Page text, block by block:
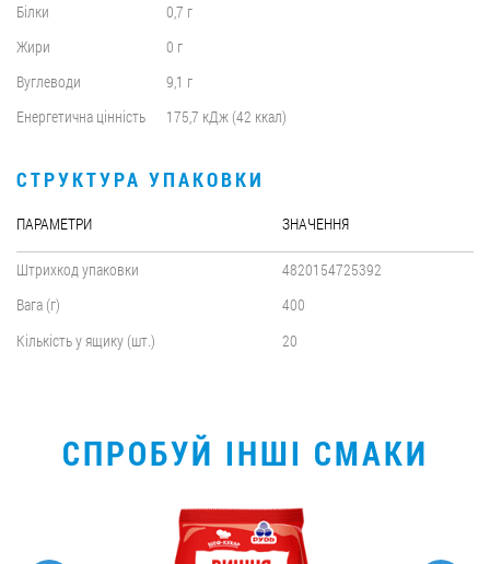
Білки
0,7 г
Жири
0 г
Вуглеводи
9,1 г
Енергетична цінність
175,7 кДж (42 ккал)
СТРУКТУРА УПАКОВКИ
ПАРАМЕТРИ ЗНАЧЕННЯ
Штрихкод упаковки
4820154725392
Вага (г)
400
Кількість у ящику (шт.)
20
СПРОБУЙ ІНШІ СМАКИ